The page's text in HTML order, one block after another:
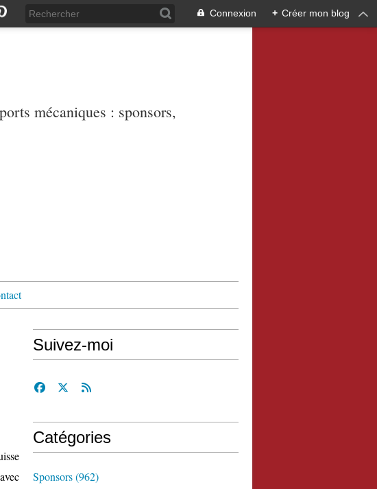
Connexion + Créer mon blog
mécaniques : sponsors,
Suivez-moi
Catégories
Sponsors(962)